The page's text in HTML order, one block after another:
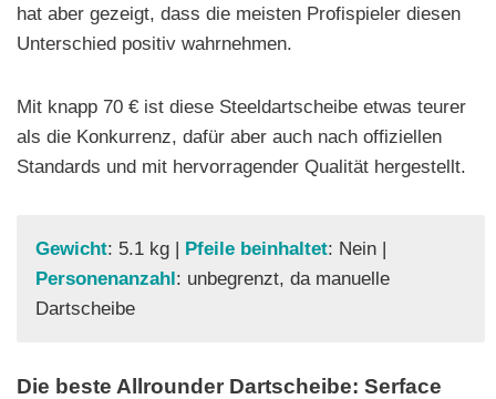
hat aber gezeigt, dass die meisten Profispieler diesen
Unterschied positiv wahrnehmen.
Mit knapp 70 € ist diese Steeldartscheibe etwas teurer
als die Konkurrenz, dafür aber auch nach offiziellen
Standards und mit hervorragender Qualität hergestellt.
Gewicht: 5.1 kg | Pfeile beinhaltet: Nein |
Personenanzahl: unbegrenzt, da manuelle
Dartscheibe
Die beste Allrounder Dartscheibe: Serface